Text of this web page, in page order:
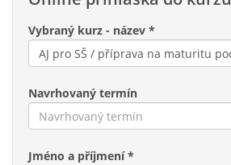
Vybraný kurz - název *
Navrhovaný termín
Jméno a příjmení *